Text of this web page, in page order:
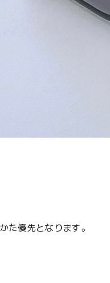
た優先となります。